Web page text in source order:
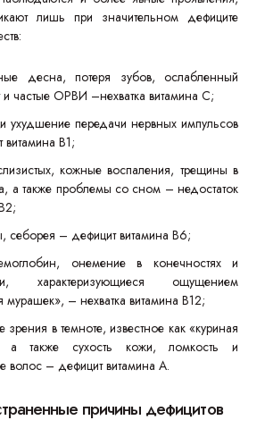
лишь при значительном дефиците
десна, потеря зубов, ослабленный
и частые ОРВИ –нехватка витамина С;
ухудшение передачи нервных импульсов
В1;
кожные воспаления, трещины в
а также проблемы со сном – недостаток
себорея – дефицит витамина В6;
онемение в конечностях и
характеризующиеся ощущением
мурашек», – нехватка витамина В12;
зрения в темноте, известное как «куриная
а также сухость кожи, ломкость и
волос – дефицит витамина А.
причины дефицитов